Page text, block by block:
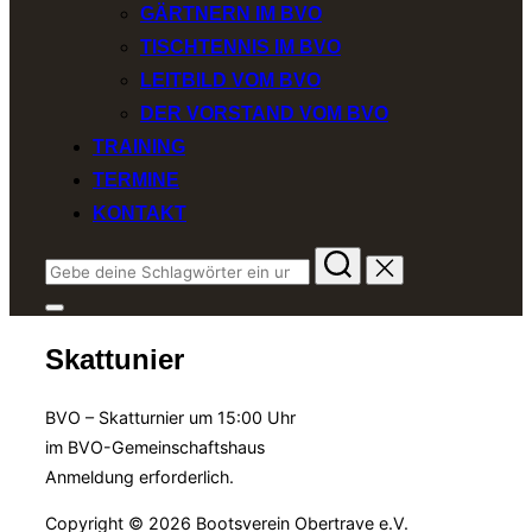
GÄRTNERN IM BVO
TISCHTENNIS IM BVO
LEITBILD VOM BVO
DER VORSTAND VOM BVO
TRAINING
TERMINE
KONTAKT
Suchen
nach:
Seitenleiste
Navigation
umschalten
Skattunier
BVO – Skatturnier um 15:00 Uhr
im BVO-Gemeinschaftshaus
Anmeldung erforderlich.
Copyright © 2026 Bootsverein Obertrave e.V.